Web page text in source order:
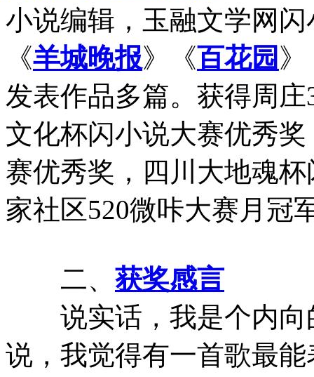
小说编辑，玉融文学网
《羊城晚报》《百花园
发表作品多篇。获得周
文化杯闪小说大赛优秀
赛优秀奖，四川大地魂
家社区520微咔大赛月冠
二、 获奖感言
说实话，我是个内向
说，我觉得有一首歌最